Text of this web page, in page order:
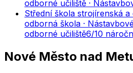
odborné učiliště ·
Střední škola strojírenská
odborná škola ·
odborné učiliště6/10
Nové Město nad